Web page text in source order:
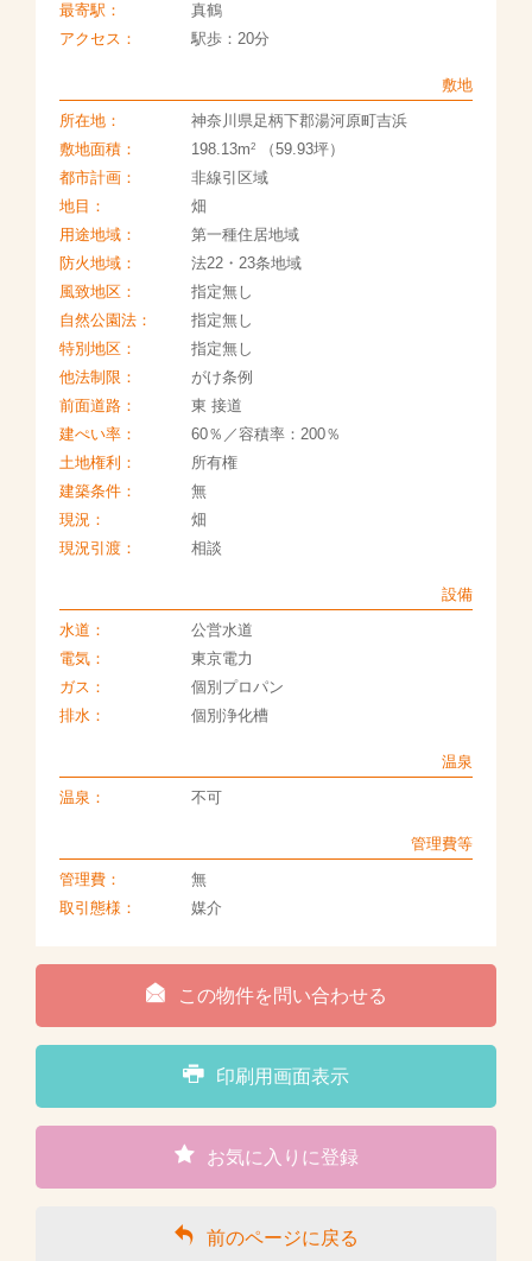
最寄駅：
真鶴
アクセス：
駅歩：20分
敷地
所在地：
神奈川県足柄下郡湯河原町吉浜
敷地面積：
198.13m2（59.93坪）
都市計画：
非線引区域
地目：
畑
用途地域：
第一種住居地域
防火地域：
法22・23条地域
風致地区：
指定無し
自然公園法：
指定無し
特別地区：
指定無し
他法制限：
がけ条例
前面道路：
東 接道
建ぺい率：
60％／容積率：200％
土地権利：
所有権
建築条件：
無
現況：
畑
現況引渡：
相談
設備
水道：
公営水道
電気：
東京電力
ガス：
個別プロパン
排水：
個別浄化槽
温泉
温泉：
不可
管理費等
管理費：
無
取引態様：
媒介
この物件を問い合わせる
印刷用画面表示
お気に入りに登録
前のページに戻る